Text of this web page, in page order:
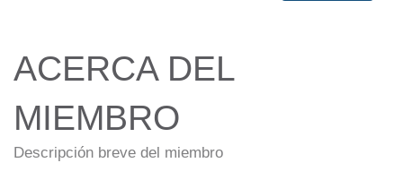
ACERCA DEL
MIEMBRO
Descripción breve del miembro